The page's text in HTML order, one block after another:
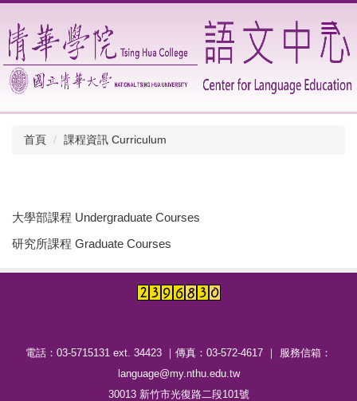
到
主
要
內
容
區
首頁 課程資訊 Curriculum
大學部課程 Undergraduate Courses
研究所課程 Graduate Courses
電話：03-5715131 ext. 34423 ｜傳真：03-572-4617 ｜ 服務信箱：
language@my.nthu.edu.tw
30013 新竹市光復路二段101號